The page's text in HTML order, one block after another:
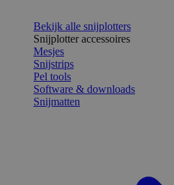
Bekijk alle snijplotters
Snijplotter accessoires
Mesjes
Snijstrips
Pel tools
Software & downloads
Snijmatten